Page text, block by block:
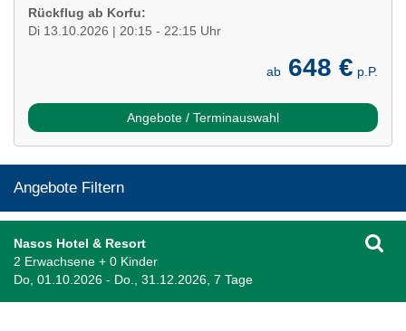
Rückflug ab Korfu:
Di 13.10.2026 | 20:15 - 22:15 Uhr
ab 648 € p.P.
Angebote / Terminauswahl
Angebote Filtern
Nasos Hotel & Resort
2 Erwachsene + 0 Kinder
Do, 01.10.2026 - Do., 31.12.2026, 7 Tage